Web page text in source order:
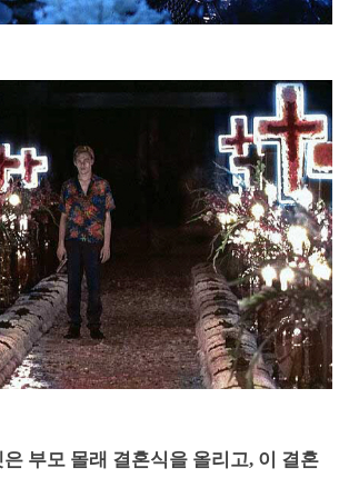
부모 몰래 결혼식을 올리고, 이 결혼